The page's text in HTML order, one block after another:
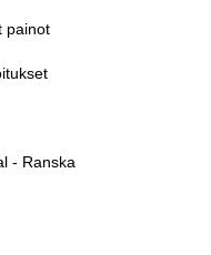
painot
- Ranska